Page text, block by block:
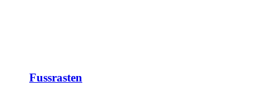
Fussrasten